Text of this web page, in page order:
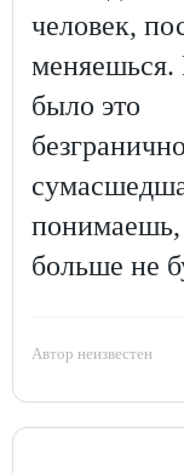
человек,
было это
понимаешь,
больше не
Автор неизвестен